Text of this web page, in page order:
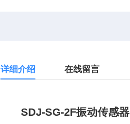
详细介绍 在线留言
SDJ-SG-2F振动传感